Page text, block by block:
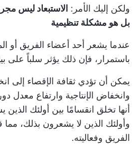
ولكن إليك الأمر: الاستبعاد ليس
بل هو مشكلة تنظيمية
عندما يشعر أحد أعضاء الفريق أو
باستمرار، فإن ذلك يؤثر سلباً على
يمكن أن تؤدي ثقافة الإقصاء إلى
وانخفاض الإنتاجية وارتفاع معدل
أنها تخلق انقسامًا بين أولئك الذين
وأولئك الذين لا يشعرون بذلك،
الفريق وفعاليته.